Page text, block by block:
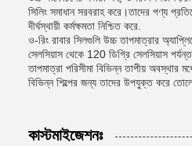
সিলিং সমাধান সরবরাহ করে।তাদের পণ্য
দীর্ঘস্থায়ী কর্মক্ষমতা নিশ্চিত করে.
ও-রিং রাবার সিলগুলি উচ্চ তাপমাত্রার
সেলসিয়াস থেকে 120 ডিগ্রি সেলসিয়াস
তাপমাত্রা পরিসীমা বিভিন্ন তাপীয় অবস্থার
বিভিন্ন শিল্পের জন্য তাদের উপযুক্ত করে
কাস্টমাইজেশনঃ